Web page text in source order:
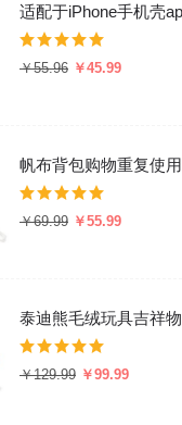
￥55.96 ￥45.99
￥69.99 ￥55.99
泰迪熊毛绒玩具吉祥物
￥129.99 ￥99.99